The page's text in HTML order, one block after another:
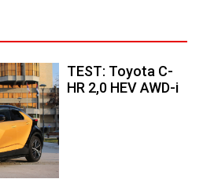
TEST: Toyota C-
HR 2,0 HEV AWD-i